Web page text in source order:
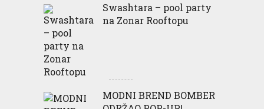
Swashtara – pool party
na Zonar Rooftopu
MODNI BREND BOMBER